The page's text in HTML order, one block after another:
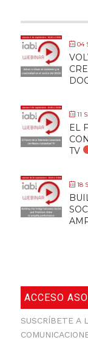
04
11
EL
TV
18
ACCESO
SUSCRÍBETE A